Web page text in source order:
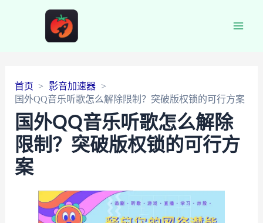
首页
影音加速器
国外QQ音乐听歌怎么解除限制？突破版权锁的可行方案
国外QQ音乐听歌怎么解除
限制？突破版权锁的可行方
案